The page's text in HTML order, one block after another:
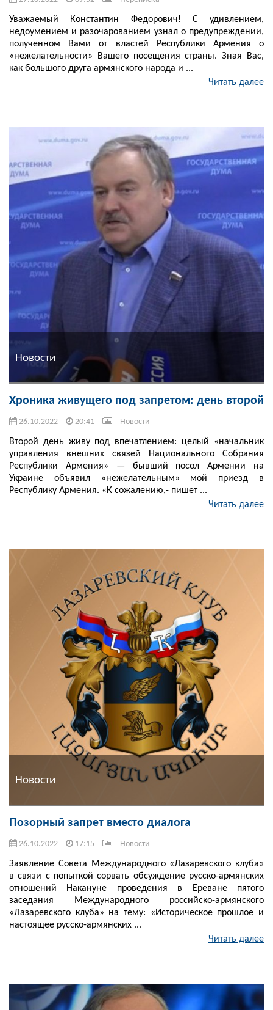
Уважаемый Константин Федорович! С удивлением,
недоумением и разочарованием узнал о предупреждении,
полученном Вами от властей Республики Армения о
«нежелательности» Вашего посещения страны. Зная Вас,
как большого друга армянского народа и ...
Читать далее
Новости
Хроника живущего под запретом: день второй
26.10.2022 20:41 Новости
Второй день живу под впечатлением: целый «начальник
управления внешних связей Национального Собрания
Республики Армения» — бывший посол Армении на
Украине объявил «нежелательным» мой приезд в
Республику Армения. «К сожалению,- пишет ...
Читать далее
Новости
Позорный запрет вместо диалога
26.10.2022 17:15 Новости
Заявление Совета Международного «Лазаревского клуба»
в связи с попыткой сорвать обсуждение русско-армянских
отношений Накануне проведения в Ереване пятого
заседания Международного российско-армянского
«Лазаревского клуба» на тему: «Историческое прошлое и
настоящее русско-армянских ...
Читать далее